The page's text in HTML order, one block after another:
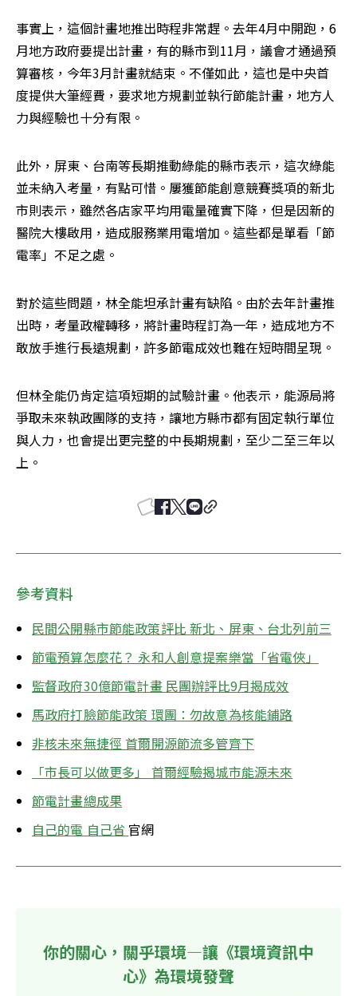
事實上，這個計畫地推出時程非常趕。去年4月中開跑，6
月地方政府要提出計畫，有的縣市到11月，議會才通過預
算審核，今年3月計畫就結束。不僅如此，這也是中央首
度提供大筆經費，要求地方規劃並執行節能計畫，地方人
力與經驗也十分有限。
此外，屏東、台南等長期推動綠能的縣市表示，這次綠能
並未納入考量，有點可惜。屢獲節能創意競賽獎項的新北
市則表示，雖然各店家平均用電量確實下降，但是因新的
醫院大樓啟用，造成服務業用電增加。這些都是單看「節
電率」不足之處。
對於這些問題，林全能坦承計畫有缺陷。由於去年計畫推
出時，考量政權轉移，將計畫時程訂為一年，造成地方不
敢放手進行長遠規劃，許多節電成效也難在短時間呈現。
但林全能仍肯定這項短期的試驗計畫。他表示，能源局將
爭取未來執政團隊的支持，讓地方縣市都有固定執行單位
與人力，也會提出更完整的中長期規劃，至少二至三年以
上。
參考資料
民間公開縣市節能政策評比 新北、屏東、台北列前三
節電預算怎麼花？ 永和人創意提案樂當「省電俠」
監督政府30億節電計畫 民團辦評比9月揭成效
馬政府打臉節能政策 環團：勿故意為核能鋪路
非核未來無捷徑 首爾開源節流多管齊下
「市長可以做更多」 首爾經驗揭城市能源未來
節電計畫總成果
自己的電 自己省 官網
你的關心，關乎環境—讓《環境資訊中
心》為環境發聲